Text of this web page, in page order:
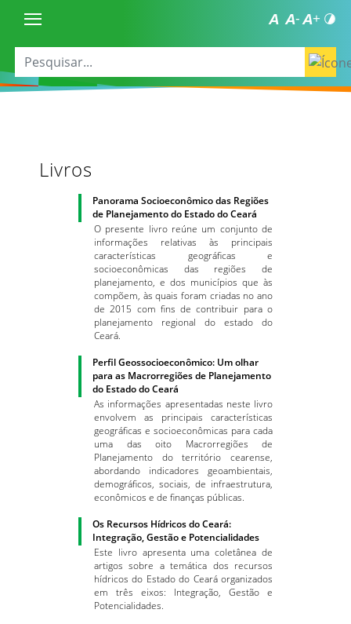
Livros
Panorama Socioeconômico das Regiões
de Planejamento do Estado do Ceará
O presente livro reúne um conjunto de
informações relativas às principais
características geográficas e
socioeconômicas das regiões de
planejamento, e dos municípios que às
compõem, às quais foram criadas no ano
de 2015 com fins de contribuir para o
planejamento regional do estado do
Ceará.
Perfil Geossocioeconômico: Um olhar
para as Macrorregiões de Planejamento
do Estado do Ceará
As informações apresentadas neste livro
envolvem as principais características
geográficas e socioeconômicas para cada
uma das oito Macrorregiões de
Planejamento do território cearense,
abordando indicadores geoambientais,
demográficos, sociais, de infraestrutura,
econômicos e de finanças públicas.
Os Recursos Hídricos do Ceará:
Integração, Gestão e Potencialidades
Este livro apresenta uma coletânea de
artigos sobre a temática dos recursos
hídricos do Estado do Ceará organizados
em três eixos: Integração, Gestão e
Potencialidades.